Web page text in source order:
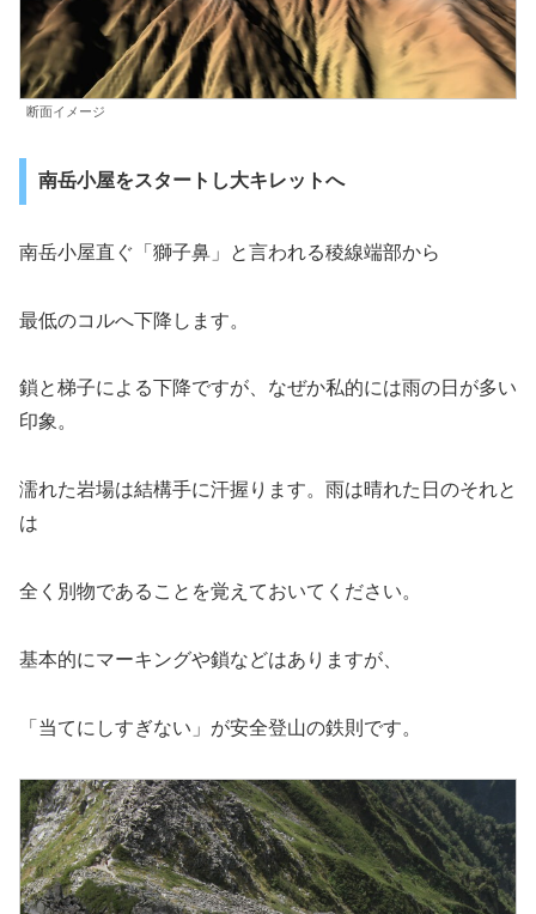
断面イメージ
南岳小屋をスタートし大キレットへ
南岳小屋直ぐ「獅子鼻」と言われる稜線端部から
最低のコルへ下降します。
鎖と梯子による下降ですが、なぜか私的には雨の日が多い
印象。
濡れた岩場は結構手に汗握ります。雨は晴れた日のそれと
は
全く別物であることを覚えておいてください。
基本的にマーキングや鎖などはありますが、
「当てにしすぎない」が安全登山の鉄則です。